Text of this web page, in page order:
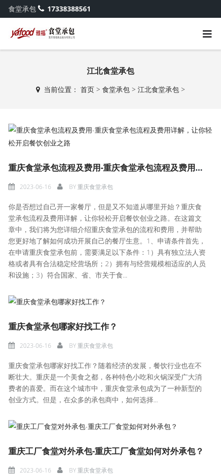
食堂承包 17338388561
江北食堂承包
当前位置： 首页> 食堂承包> 江北食堂承包>
重庆食堂承包流程及费用-重庆食堂承包流程及费用详解，让你轻松开启餐饮创业之路
2023-06-16 BY重庆食堂承包
你是否想过自己开一家餐厅，但是又不知道从哪里开始？重庆食
堂承包流程及费用详解，让你轻松开启餐饮创业之路。在这篇文
章中，我们将为您详细介绍重庆食堂承包的流程和费用，并帮助
您更好地了解如何成功开展自己的餐厅生意。1、申请条件首先，
在申请重庆食堂承包前，需要满足以下条件：1）具有独立法人资
格或者具有合法稳定经营场所；2）拥有与经营规模相适应的人员
和设施；3）符合国家、省、市关于食...
重庆食堂承包哪家好找工作？
2023-06-16 BY重庆食堂承包
重庆食堂承包哪家好找工作？随着经济的发展，餐饮行业也在不
断壮大。重庆是一个美食之都，各种特色小吃和火锅深受广大消
费者的喜爱。而在这个城市中，重庆食堂承包成为了一种新型的
创业方式。但是，在众多的承包商中，如何选择...
重庆工厂食堂对外承包-重庆工厂食堂如何对外承包？
2023-06-16 BY重庆食堂承包